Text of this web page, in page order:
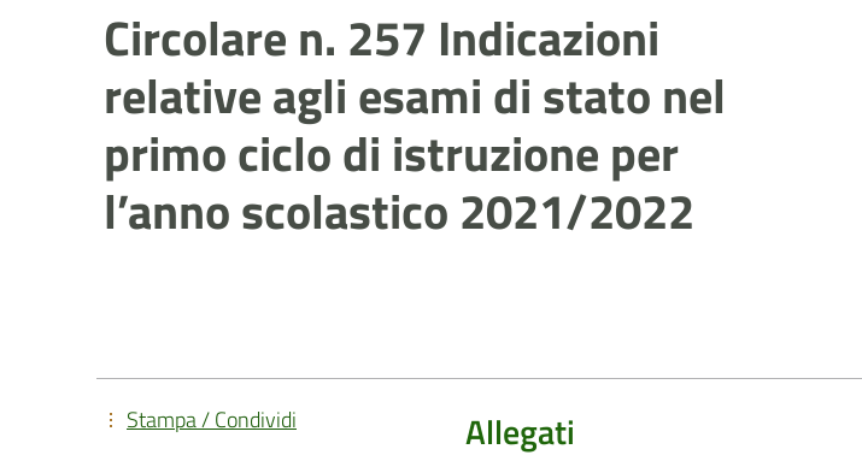
Circolare n. 257 Indicazioni
relative agli esami di stato nel
primo ciclo di istruzione per
l’anno scolastico 2021/2022
Allegati
Stampa / Condividi